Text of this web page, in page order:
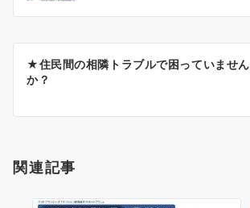
ン
★住民間の相隣トラブルで困っていません
か？
関連記事